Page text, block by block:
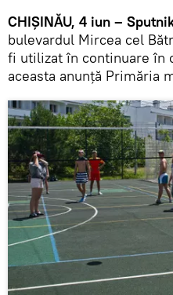
CHIȘINĂU, 4 iun –
bulevardul Mircea cel
fi utilizat în continuare în
aceasta anunță Primăria